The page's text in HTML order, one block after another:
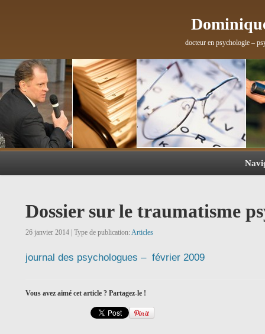
docteur en psychologie –
Dossier sur le traumatisme
26 janvier 2014 | Type de publication: Articles
journal des psychologues – février 2009
Vous avez aimé cet article ? Partagez-le !